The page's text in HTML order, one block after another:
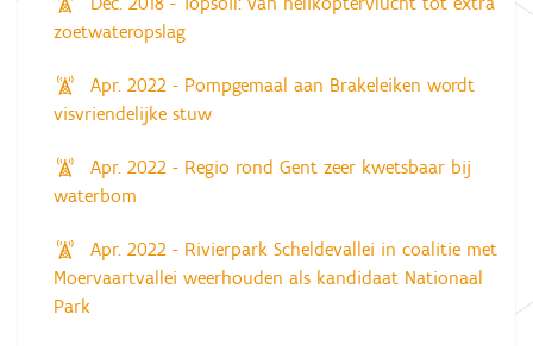
zoetwateropslag
Apr. 2022 - Pompgemaal aan Brakeleiken wordt
visvriendelijke stuw
Apr. 2022 - Regio rond Gent zeer kwetsbaar bij
waterbom
Apr. 2022 - Rivierpark Scheldevallei in coalitie met
Moervaartvallei weerhouden als kandidaat Nationaal
Park